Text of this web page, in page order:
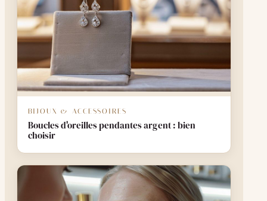
BIJOUX & ACCESSOIRES
Boucles d'oreilles pendantes argent : bien
choisir